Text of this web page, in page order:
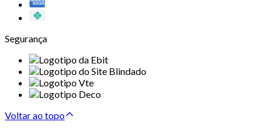
Segurança
Voltar ao topo